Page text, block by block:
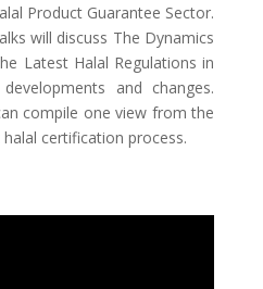
Product Guarantee Sector.
will discuss The Dynamics
Latest Halal Regulations in
and changes.
compile one view from the
certification process.